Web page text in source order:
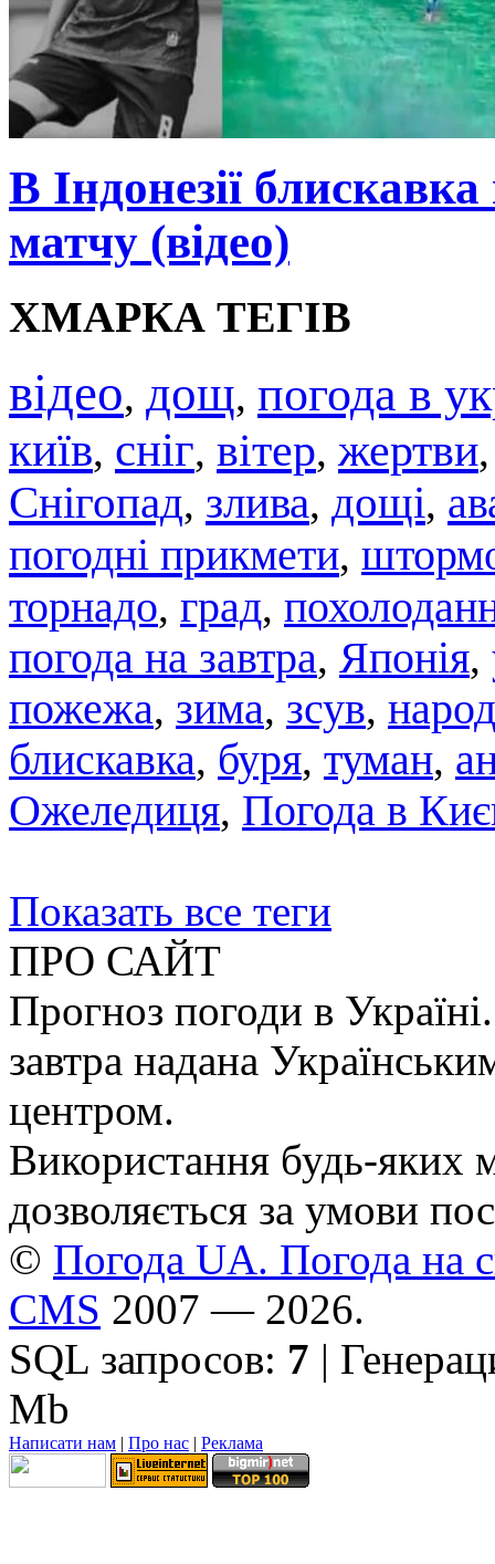
В Індонезії
матчу (відео)
ХМАРКА ТЕГІВ
відео, дощ, погода в
київ, сніг, вітер, жертви
Снігопад, злива, дощі,
погодні прикмети,
торнадо, град,
погода на завтра, Японія,
пожежа, зима, зсув,
блискавка, буря, туман,
Ожеледиця, Погода в
Показать все теги
ПРО САЙТ
Прогноз погоди в
завтра надана
центром.
Використання будь-яких
дозволяється за умови
© Погода UA. Погода на
CMS 2007 — 2026.
SQL запросов: 7 |
Mb
Написати нам | Про нас | Реклама